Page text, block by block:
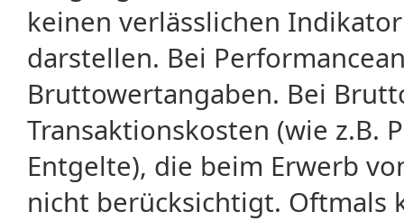
keinen verlässlichen
darstellen. Bei
Bruttowertangaben. Bei
Transaktionskosten (wie z.B.
Entgelte), die beim Erwerb
nicht berücksichtigt. Oftmals